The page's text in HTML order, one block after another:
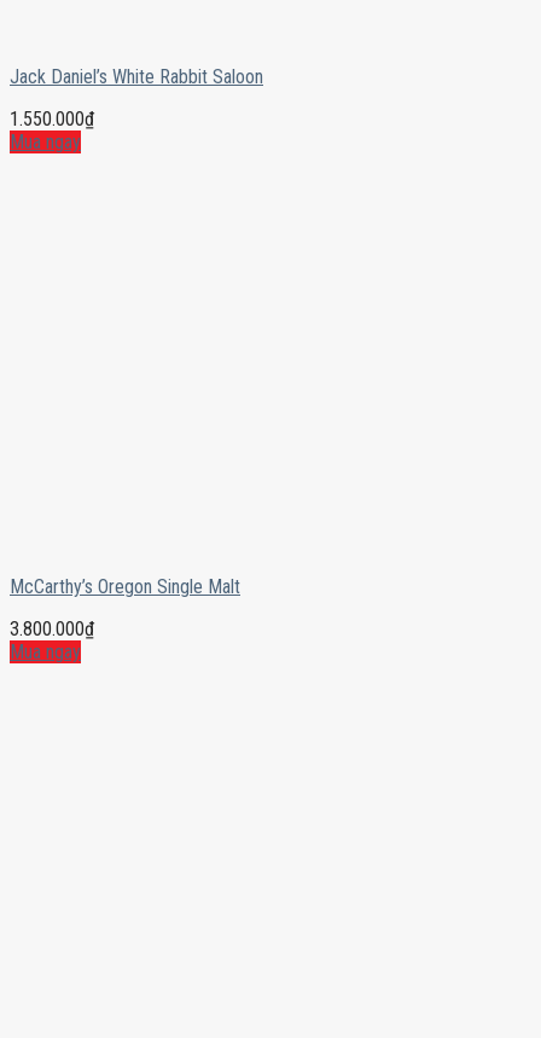
Jack Daniel’s White Rabbit Saloon
1.550.000₫
Mua ngay
McCarthy’s Oregon Single Malt
3.800.000₫
Mua ngay